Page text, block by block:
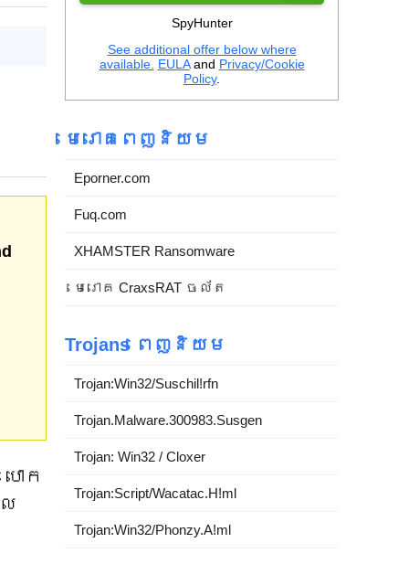
ោក
SpyHunter
See additional offer below where
available. EULAand Privacy/Cookie
Policy.
មេរោគពេញនិយម
Eporner.com
Fuq.com
XHAMSTER Ransomware
មេរោគ CraxsRAT ចល័ត
Trojans ពេញនិយម
Trojan:Win32/Suschil!rfn
Trojan.Malware.300983.Susgen
Trojan: Win32 / Cloxer
Trojan:Script/Wacatac.H!ml
Trojan:Win32/Phonzy.A!ml